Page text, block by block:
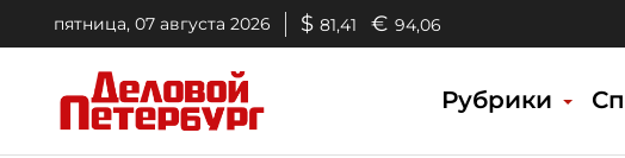
пятница, 07 августа 2026 $ 81,41 € 94,06
Рубрики